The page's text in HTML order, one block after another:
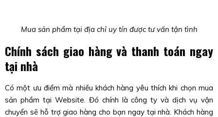
Mua sản phẩm tại địa chỉ uy tín được tư vấn tận tình
Chính sách giao hàng và thanh toán ngay
tại nhà
Có một ưu điểm mà nhiều khách hàng yêu thích khi chọn mua
sản phẩm tại Website. Đó chính là công ty và dịch vụ vận
chuyển sẽ hỗ trợ giao hàng cho bạn ngay tại nhà. Khách hàng